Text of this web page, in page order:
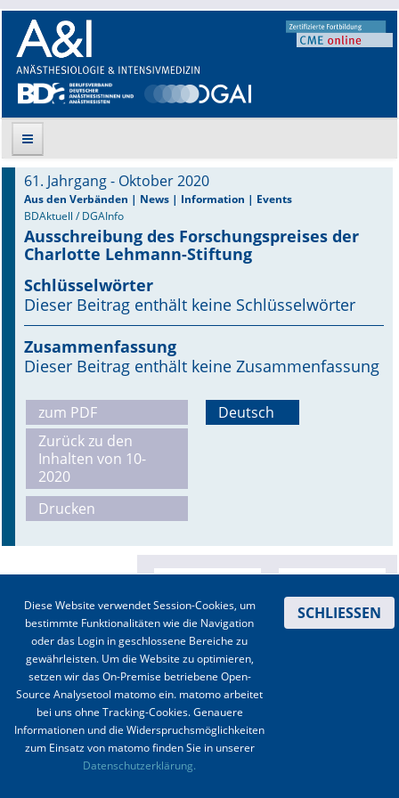
Suche
Aktuelle Ausgabe
Leitlinien
Archiv
Supplements
Online First
A&I English
Mediadaten
Autoren-Service
Stellenmarkt
Kongresskalender
61. Jahrgang - Oktober 2020
Aus den Verbänden | News | Information | Events
BDAktuell / DGAInfo
Ausschreibung des Forschungspreises der
Charlotte Lehmann-Stiftung
Schlüsselwörter
Dieser Beitrag enthält keine Schlüsselwörter
Zusammenfassung
Dieser Beitrag enthält keine Zusammenfassung
zum PDF
Zurück zu den
Inhalten von 10-
2020
Drucken
Deutsch
Impressum Datenschutz
Diese Website verwendet Session-Cookies, um
bestimmte Funktionalitäten wie die Navigation
oder das Login in geschlossene Bereiche zu
gewährleisten. Um die Website zu optimieren,
setzen wir das On-Premise betriebene Open-
Source Analysetool matomo ein. matomo arbeitet
bei uns ohne Tracking-Cookies. Genauere
Informationen und die Widerspruchsmöglichkeiten
zum Einsatz von matomo finden Sie in unserer
Datenschutzerklärung.
SCHLIESSEN